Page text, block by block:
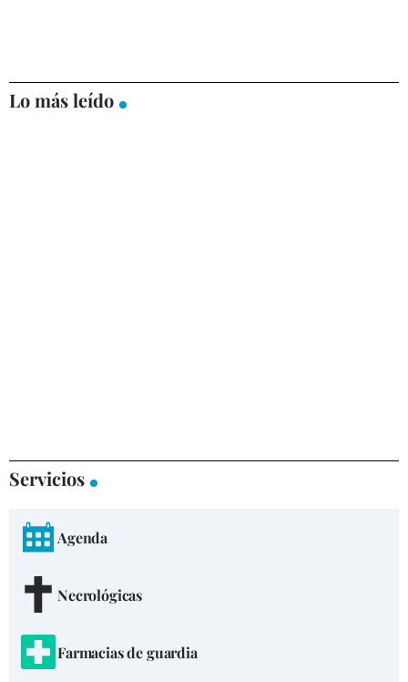
Lo más leído
Servicios
Agenda
Necrológicas
Farmacias de guardia